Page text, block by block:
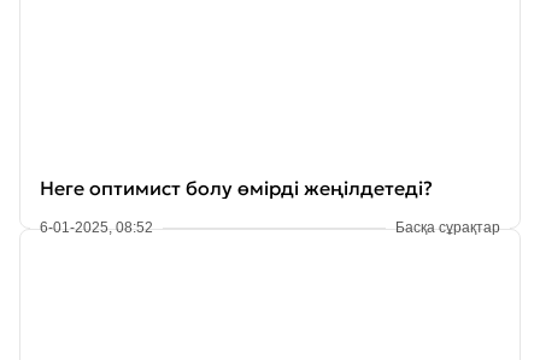
Неге оптимист болу өмірді жеңілдетеді?
6-01-2025, 08:52 Басқа сұрақтар